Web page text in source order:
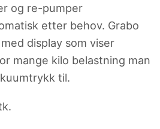
og re-pumper
etter behov. Grabo
display som viser
mange kilo belastning man
til.